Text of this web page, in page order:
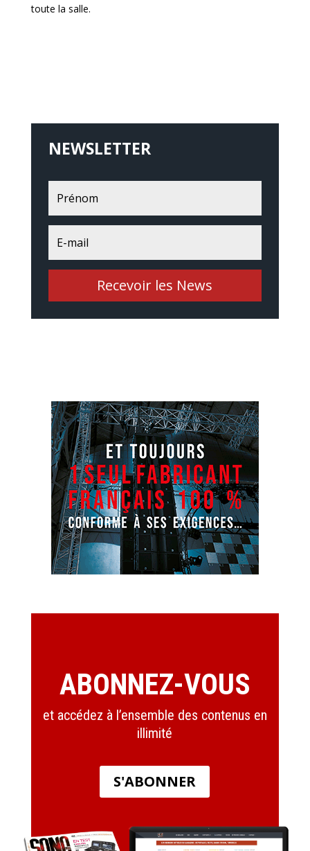
toute la salle.
NEWSLETTER
Recevoir les News
ABONNEZ-VOUS
et accédez à l’ensemble des contenus en
illimité
S'ABONNER